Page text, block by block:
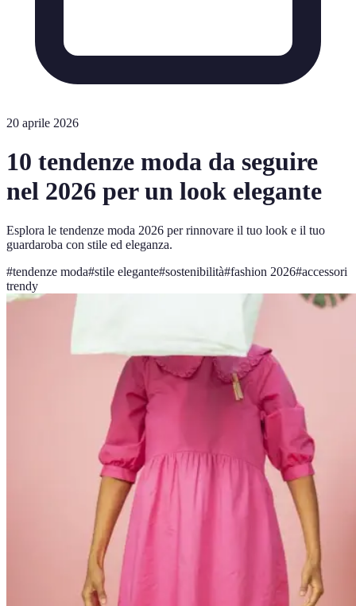
20 aprile 2026
10 tendenze moda da seguire
nel 2026 per un look elegante
Esplora le tendenze moda 2026 per rinnovare il tuo look e il tuo
guardaroba con stile ed eleganza.
#tendenze moda#stile elegante#sostenibilità#fashion 2026#accessori
trendy